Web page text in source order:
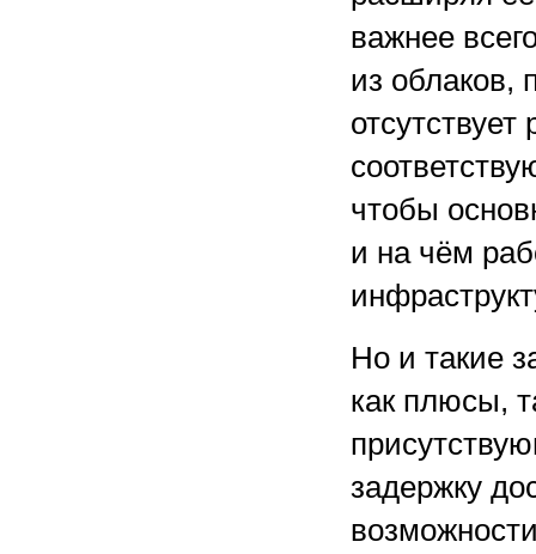
важнее
из облаков,
чтобы
и на чём
Но и такие
как плюсы,
задержку